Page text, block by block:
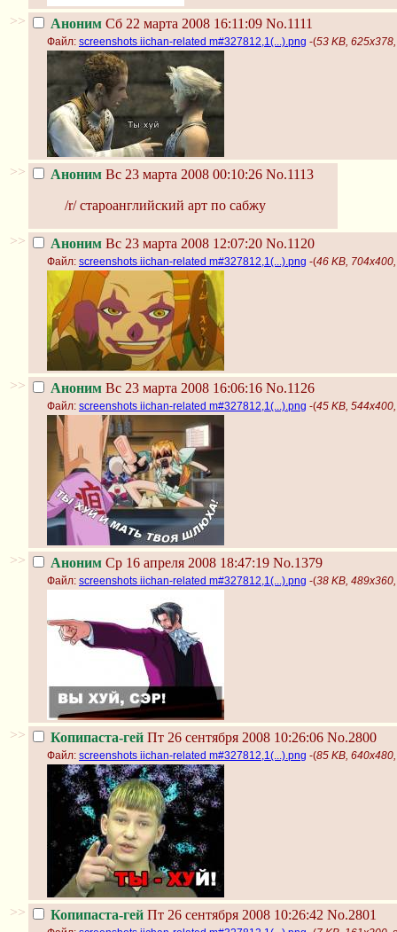
>> Аноним Сб 22 марта 2008 16:11:09 No.1111
Файл: screenshots iichan-related m#327812,1(...).png -(53 KB,
>> Аноним Вс 23 марта 2008 00:10:26 No.1113
/r/ староанглийский арт по сабжу
>> Аноним Вс 23 марта 2008 12:07:20 No.1120
Файл: screenshots iichan-related m#327812,1(...).png -(46 KB,
>> Аноним Вс 23 марта 2008 16:06:16 No.1126
Файл: screenshots iichan-related m#327812,1(...).png -(45 KB,
>> Аноним Ср 16 апреля 2008 18:47:19 No.1379
Файл: screenshots iichan-related m#327812,1(...).png -(38 KB,
>> Копипаста-гей Пт 26 сентября 2008 10:26:06 No.2800
Файл: screenshots iichan-related m#327812,1(...).png -(85 KB,
>> Копипаста-гей Пт 26 сентября 2008 10:26:42 No.2801